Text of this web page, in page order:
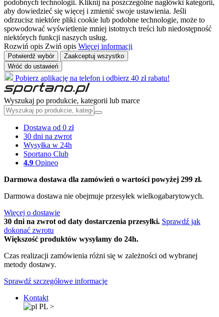
podobnych technologii. Kliknij na poszczególne nagłówki kategorii,
aby dowiedzieć się więcej i zmienić swoje ustawienia. Jeśli
odrzucisz niektóre pliki cookie lub podobne technologie, może to
spowodować wyświetlenie mniej istotnych treści lub niedostępność
niektórych funkcji naszych usług.
Rozwiń opis Zwiń opis Więcej informacji
Potwierdź wybór
Zaakceptuj wszystko
Wróć do ustawień
Pobierz aplikację na telefon i odbierz 40 zł rabatu!
Wyszukaj po produkcie, kategorii lub marce
Dostawa od 0 zł
30 dni na zwrot
Wysyłka w 24h
Sportano Club
4.9 Opineo
Darmowa dostawa dla zamówień o wartości powyżej 299 zł.
Darmowa dostawa nie obejmuje przesyłek wielkogabarytowych.
Więcej o dostawie
30 dni na zwrot od daty dostarczenia przesyłki. Sprawdź jak
dokonać zwrotu
Większość produktów wysyłamy do 24h.
Czas realizacji zamówienia różni się w zależności od wybranej
metody dostawy.
Sprawdź szczegółowe informacje
Kontakt
PL >